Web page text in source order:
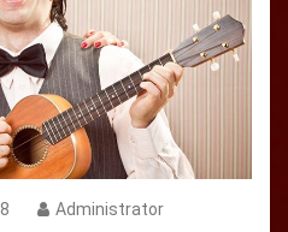
Administrator